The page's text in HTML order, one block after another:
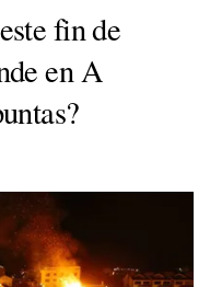
fin de
en A